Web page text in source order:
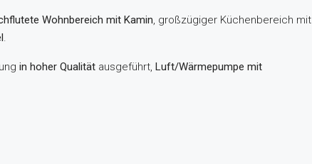
Wohnbereich mit Kamin , großzügiger Küchenbereich mit
in hoher Qualität ausgeführt, Luft/Wärmepumpe mit